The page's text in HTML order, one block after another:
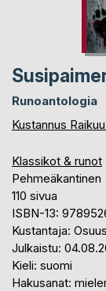
Runoantologia
Kustannus
Klassikot & runot
Pehmeäkantinen
110 sivua
ISBN-13:
Kustantaja:
Julkaistu:
Kieli: suomi
Hakusanat: